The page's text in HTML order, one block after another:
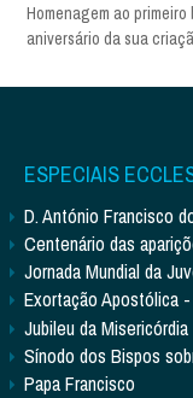
Homenagem ao
aniversário da sua
ESPECIAIS
D. António Francisco
Centenário das
Jornada Mundial da
Exortação Apostólica
Jubileu da Misericórdia
Sínodo dos Bispos
Papa Francisco